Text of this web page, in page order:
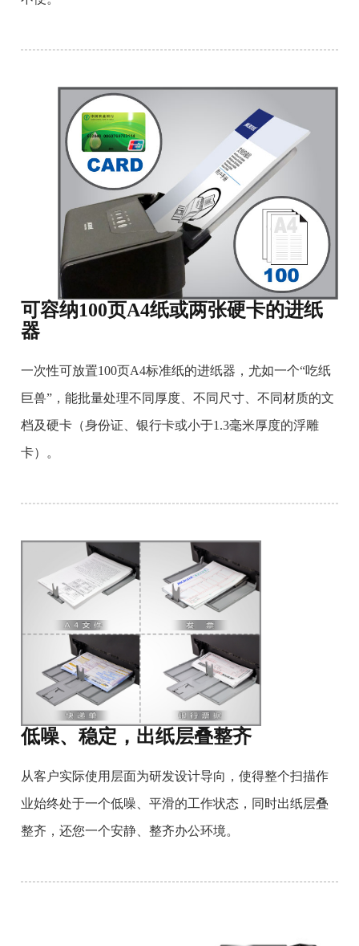
可容纳100页A4纸或两张硬卡的进纸
器
一次性可放置100页A4标准纸的进纸器，尤如一个“吃纸
巨兽”，能批量处理不同厚度、不同尺寸、不同材质的文
档及硬卡（身份证、银行卡或小于1.3毫米厚度的浮雕
卡）。
低噪、稳定，出纸层叠整齐
从客户实际使用层面为研发设计导向，使得整个扫描作
业始终处于一个低噪、平滑的工作状态，同时出纸层叠
整齐，还您一个安静、整齐办公环境。